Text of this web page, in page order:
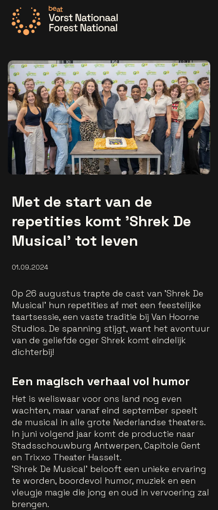
Met de start van de
repetities komt 'Shrek De
Musical' tot leven
01.09.2024
Op 26 augustus trapte de cast van 'Shrek De
Musical' hun repetities af met een feestelijke
taartsessie, een vaste traditie bij Van Hoorne
Studios. De spanning stijgt, want het avontuur
van de geliefde oger Shrek komt eindelijk
dichterbij!
Een magisch verhaal vol humor
Het is weliswaar voor ons land nog even
wachten, maar vanaf eind september speelt
de musical in alle grote Nederlandse theaters.
In juni volgend jaar komt de productie naar
Stadsschouwburg Antwerpen, Capitole Gent
en Trixxo Theater Hasselt.
'Shrek De Musical' belooft een unieke ervaring
te worden, boordevol humor, muziek en een
vleugje magie die jong en oud in vervoering zal
brengen.